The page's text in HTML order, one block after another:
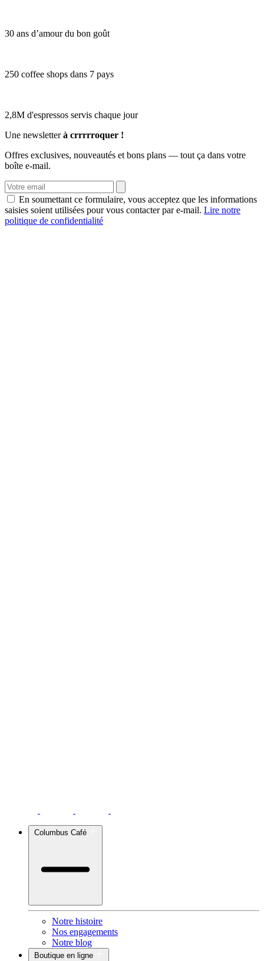
30 ans d’amour du bon goût
250 coffee shops dans 7 pays
2,8M d'espressos servis chaque jour
Une newsletterà crrrrroquer !
Offres exclusives, nouveautés et bons plans — tout ça dans votre
boîte e-mail.
En soumettant ce formulaire, vous acceptez que les informations
saisies soient utilisées pour vous contacter par e-mail. Lire notre
politique de confidentialité
Columbus Café
Notre histoire
Nos engagements
Notre blog
Boutique en ligne